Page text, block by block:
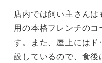
店内では飼い主さん
用の本格フレンチの
す。また、屋上には
設しているので、食